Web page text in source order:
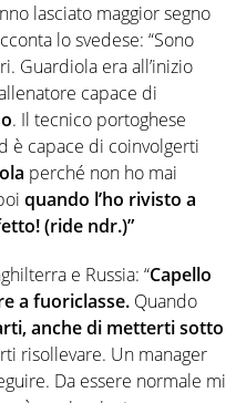
lasciato maggior segno
lo svedese: “Sono
Guardiola era all’inizio
capace di
. Il tecnico portoghese
è capace di coinvolgerti
perché non ho mai
quando l’ho rivisto a
(ride ndr.)”
e Russia: “Capello
a fuoriclasse. Quando
anche di metterti sotto
risollevare. Un manager
Da essere normale mi